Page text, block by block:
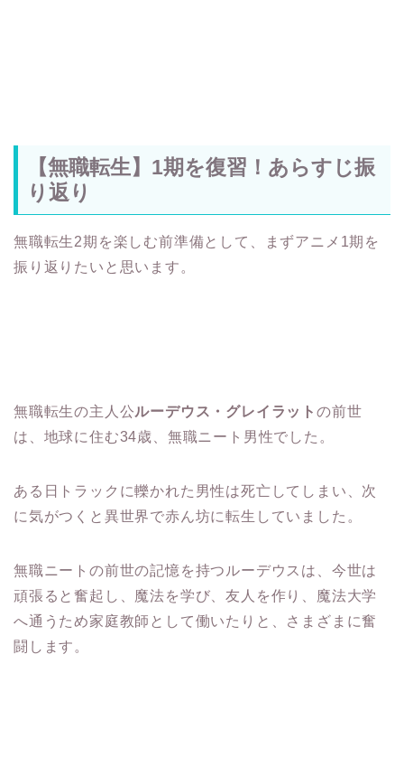
【無職転生】1期を復習！あらすじ振
り返り
無職転生2期を楽しむ前準備として、まずアニメ1期を
振り返りたいと思います。
無職転生の主人公ルーデウス・グレイラットの前世
は、地球に住む34歳、無職ニート男性でした。
ある日トラックに轢かれた男性は死亡してしまい、次
に気がつくと異世界で赤ん坊に転生していました。
無職ニートの前世の記憶を持つルーデウスは、今世は
頑張ると奮起し、魔法を学び、友人を作り、魔法大学
へ通うため家庭教師として働いたりと、さまざまに奮
闘します。